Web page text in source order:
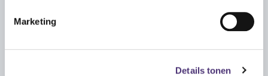
Marketing
Details tonen